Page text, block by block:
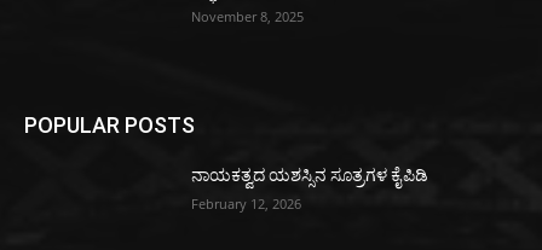
November 8, 2025
POPULAR POSTS
ನಾಯಕತ್ವದ ಯಶಸ್ಸಿನ ಸೂತ್ರಗಳ ಕೈಪಿಡಿ
February 12, 2026